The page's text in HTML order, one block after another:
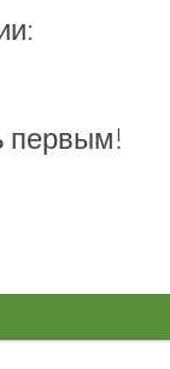
первым!